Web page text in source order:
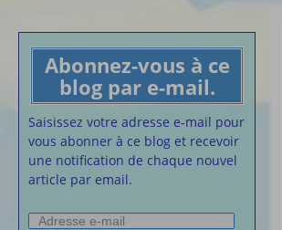
Abonnez-vous à ce
blog par e-mail.
Saisissez votre adresse e-mail pour
vous abonner à ce blog et recevoir
une notification de chaque nouvel
article par email.
Adresse